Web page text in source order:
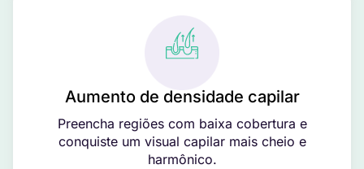
Aumento de densidade capilar
Preencha regiões com baixa cobertura e
conquiste um visual capilar mais cheio e
harmônico.